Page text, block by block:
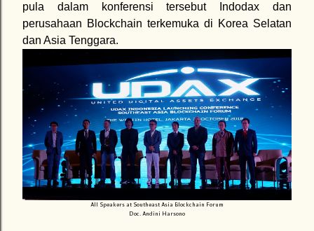
pula dalam konferensi tersebut Indodax dan
perusahaan Blockchain terkemuka di Korea Selatan
dan Asia Tenggara.
All Speakers at Southeast Asia Blockchain Forum
Doc. Andini Harsono